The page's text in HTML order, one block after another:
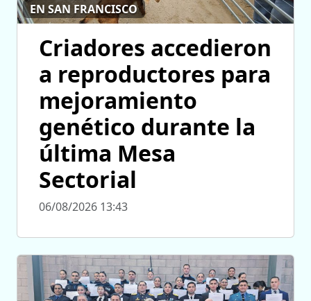
EN SAN FRANCISCO
Criadores accedieron
a reproductores para
mejoramiento
genético durante la
última Mesa
Sectorial
06/08/2026 13:43